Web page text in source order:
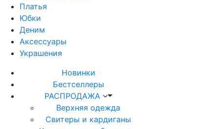
Платья
Юбки
Деним
Аксессуары
Украшения
Новинки
Бестселлеры
РАСПРОДАЖА
Верхняя одежда
Свитеры и кардиганы